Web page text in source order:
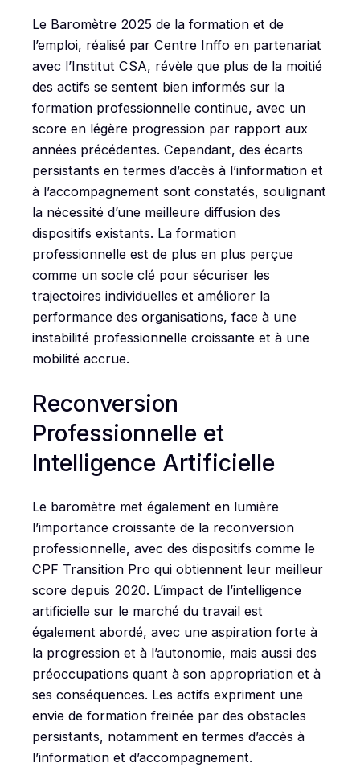
Le Baromètre 2025 de la formation et de
l’emploi, réalisé par Centre Inffo en partenariat
avec l’Institut CSA, révèle que plus de la moitié
des actifs se sentent bien informés sur la
formation professionnelle continue, avec un
score en légère progression par rapport aux
années précédentes. Cependant, des écarts
persistants en termes d’accès à l’information et
à l’accompagnement sont constatés, soulignant
la nécessité d’une meilleure diffusion des
dispositifs existants. La formation
professionnelle est de plus en plus perçue
comme un socle clé pour sécuriser les
trajectoires individuelles et améliorer la
performance des organisations, face à une
instabilité professionnelle croissante et à une
mobilité accrue.
Reconversion
Professionnelle et
Intelligence Artificielle
Le baromètre met également en lumière
l’importance croissante de la reconversion
professionnelle, avec des dispositifs comme le
CPF Transition Pro qui obtiennent leur meilleur
score depuis 2020. L’impact de l’intelligence
artificielle sur le marché du travail est
également abordé, avec une aspiration forte à
la progression et à l’autonomie, mais aussi des
préoccupations quant à son appropriation et à
ses conséquences. Les actifs expriment une
envie de formation freinée par des obstacles
persistants, notamment en termes d’accès à
l’information et d’accompagnement.